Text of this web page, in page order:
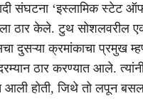
संघटना ‘इस्लामिक स्टेट
ठार केले. टुथ सोशलवरील
दुसऱ्या क्रमांकाचा प्रमुख
ठार करण्यात आले.
आली होती, जिथे तो लपून